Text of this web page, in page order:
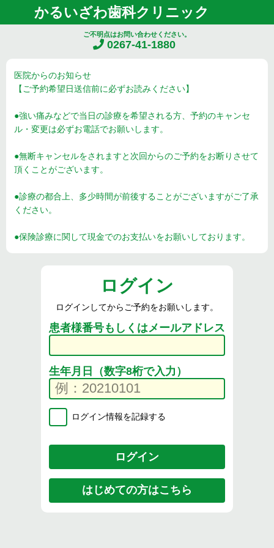
かるいざわ歯科クリニック
ご不明点はお問い合わせください。
0267-41-1880
医院からのお知らせ
【ご予約希望日送信前に必ずお読みください】
●強い痛みなどで当日の診療を希望される方、予約のキャンセ
ル・変更は必ずお電話でお願いします。
●無断キャンセルをされますと次回からのご予約をお断りさせて
頂くことがございます。
●診療の都合上、多少時間が前後することがございますがご了承
ください。
●保険診療に関して現金でのお支払いをお願いしております。
ログイン
ログインしてからご予約をお願いします。
患者様番号もしくはメールアドレス
生年月日（数字8桁で入力）
ログイン情報を記録する
はじめての方はこちら